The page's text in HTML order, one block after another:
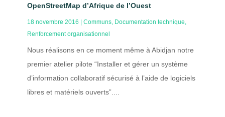
OpenStreetMap d’Afrique de l’Ouest
18 novembre 2016 Communs, Documentation technique,
Renforcement organisationnel
Nous réalisons en ce moment même à Abidjan notre
premier atelier pilote “Installer et gérer un système
d’information collaboratif sécurisé à l’aide de logiciels
libres et matériels ouverts”....